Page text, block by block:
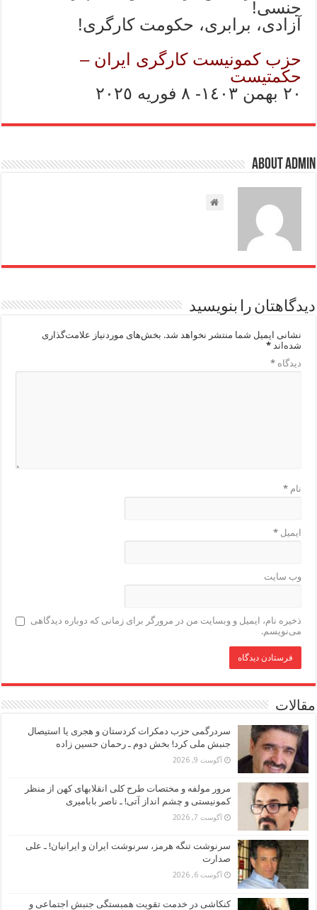
جنسی!
آزادی، برابری، حکومت کارگری!
حزب کمونیست کارگری ایران –
حکمتیست
٢٠ بهمن ١٤٠٣- ٨ فوریه ٢٠٢٥
About admin
دیدگاهتان را بنویسید
نشانی ایمیل شما منتشر نخواهد شد. بخش‌های موردنیاز علامت‌گذاری
شده‌اند*
دیدگاه*
نام*
ایمیل*
وب‌ سایت
ذخیره نام، ایمیل و وبسایت من در مرورگر برای زمانی که دوباره دیدگاهی
می‌نویسم.
مقالات
سردرگمی حزب دمکرات کردستان و هجری یا استیصال
جنبش ملی کرد! بخش دوم ـ رحمان حسین زاده
آگوست 9, 2026
مرور مولفه و مختصات طرح کلی انقلابهای کهن از منظر
کمونیستی و چشم انداز آتی! ـ ناصر بابامیری
آگوست 7, 2026
سرنوشت تنگه هرمز، سرنوشت ایران و ایرانیان! ـ علی
صدارت
آگوست 6, 2026
کنکاشی در خدمت تقویت همبستگی جنبش اجتماعی و